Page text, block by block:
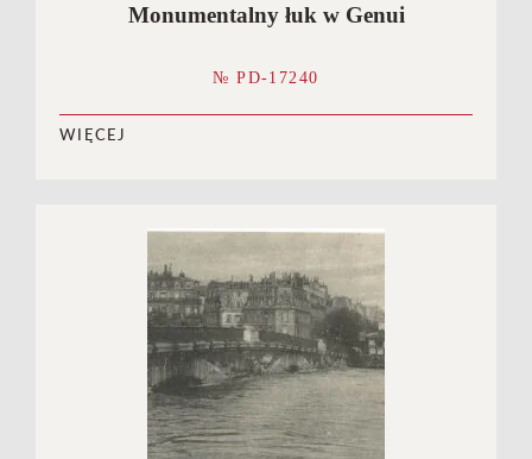
Monumentalny łuk w Genui
№ PD-17240
WIĘCEJ